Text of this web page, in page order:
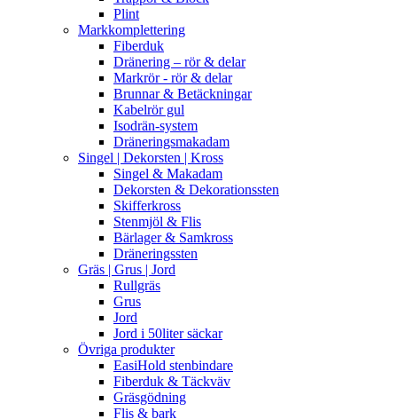
Plint
Markkomplettering
Fiberduk
Dränering – rör & delar
Markrör - rör & delar
Brunnar & Betäckningar
Kabelrör gul
Isodrän-system
Dräneringsmakadam
Singel | Dekorsten | Kross
Singel & Makadam
Dekorsten & Dekorationssten
Skifferkross
Stenmjöl & Flis
Bärlager & Samkross
Dräneringssten
Gräs | Grus | Jord
Rullgräs
Grus
Jord
Jord i 50liter säckar
Övriga produkter
EasiHold stenbindare
Fiberduk & Täckväv
Gräsgödning
Flis & bark